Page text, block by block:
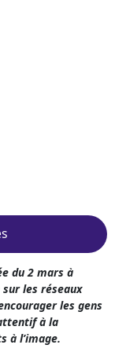
du 2 mars à
les réseaux
les gens
à la
à l’image.